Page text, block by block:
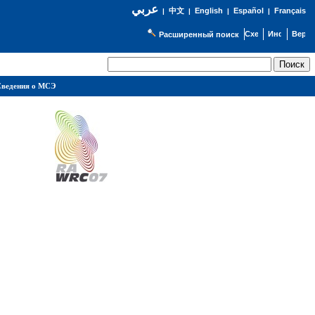
عربي| 中文| English | Español | Français
Расширенный поиск
о МСЭ